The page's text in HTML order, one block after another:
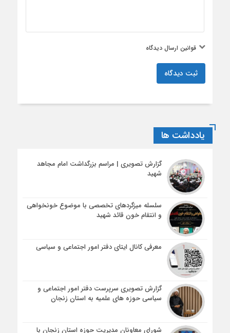
قوانین ارسال دیدگاه
ثبت دیدگاه
یادداشت ها
گزارش تصویری | مراسم بزرگداشت امام مجاهد
شهید
سلسله میزگردهای تخصصی با موضوع خونخواهی
و انتقام خون قائد شهید
معرفی کانال ایتای دفتر امور اجتماعی و سیاسی
گزارش تصویری سرپرست دفتر امور اجتماعی و
سیاسی حوزه های علمیه به استان زنجان
شورای معاونان مدیریت حوزه استان زنجان با